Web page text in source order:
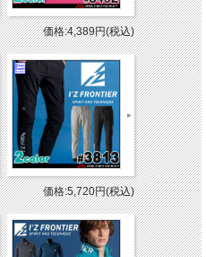
価格:4,389円(税込)
価格:5,720円(税込)